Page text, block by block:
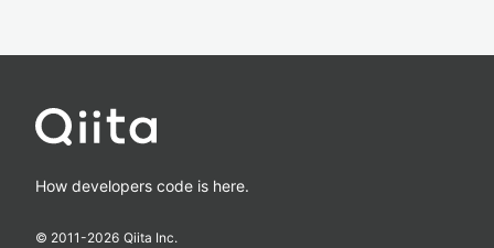
How developers code is here.
© 2011-2026 Qiita Inc.